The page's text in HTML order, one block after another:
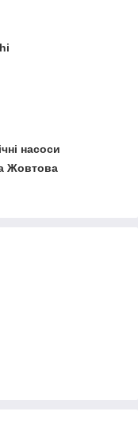
насоси
Жовтова